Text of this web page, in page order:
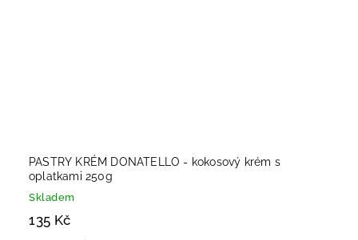
PASTRY KRÉM DONATELLO - kokosový krém s
oplatkami 250g
Skladem
135 Kč